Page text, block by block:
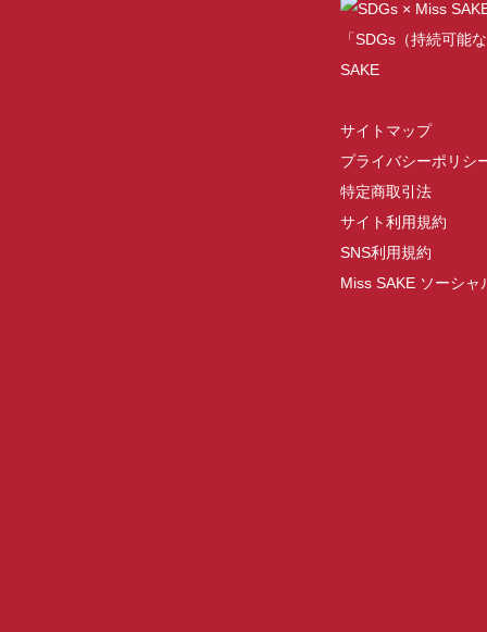
「SDGs（持続可能
SAKE
サイトマップ
プライバシーポリシ
特定商取引法
サイト利用規約
SNS利用規約
Miss SAKE ソーシ